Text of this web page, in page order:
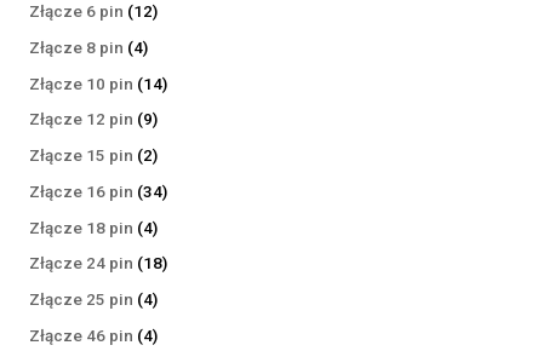
Złącze 6 pin 1212
Złącze 8 pin 44
produkty
Złącze 10 pin 1414
Złącze 12 pin 99
produktów
Złącze 15 pin 22
produkty
Złącze 16 pin 3434
Złącze 18 pin 44
produkty
Złącze 24 pin 1818
Złącze 25 pin 44
produkty
Złącze 46 pin 44